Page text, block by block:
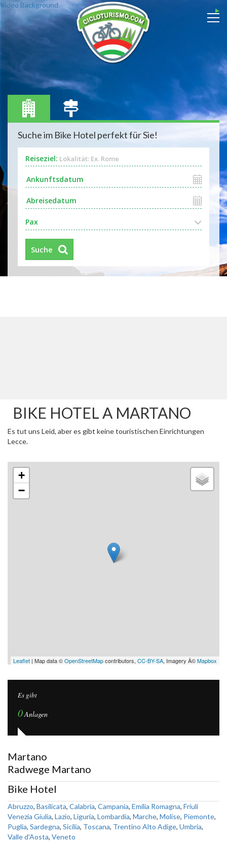
Video Background
Suche im Bike Hotel perfekt für Sie!
Reiseziel: Lokalität: Ex. Rome
Pax
Suche
BIKE HOTEL A MARTANO
Es tut uns Leid, aber es gibt keine touristischen Einrichtungen
Lecce.
+
−
Leaflet | Map data ©OpenStreetMapcontributors, CC-BY-SA, Imagery Â©Mapbox
Es gibt
0Anlagen
Martano
Radwege Martano
Bike Hotel
Abruzzo, Basilicata, Calabria, Campania, Emilia Romagna, Friuli
Venezia Giulia, Lazio, Liguria, Lombardia, Marche, Molise, Piemonte,
Puglia, Sardegna, Sicilia, Toscana, Trentino Alto Adige, Umbria,
Valle d'Aosta, Veneto